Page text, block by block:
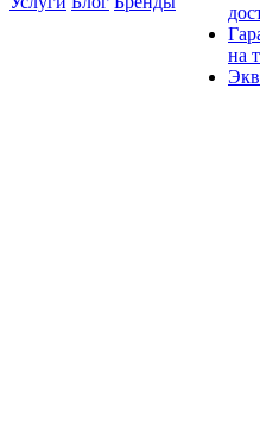
на